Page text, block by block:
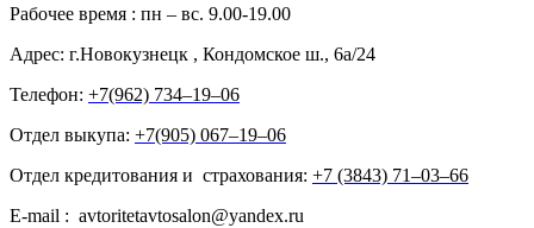
Рабочее время : пн – вс. 9.00-19.00
Адрес: г.Новокузнецк , Кондомское ш., 6а/24
Телефон: +7(962) 734‒19‒06
Отдел выкупа: +7(905) 067‒19‒06
Отдел кредитования и страхования: +7 (3843) 71‒03‒66
E-mail : avtoritetavtosalon@yandex.ru